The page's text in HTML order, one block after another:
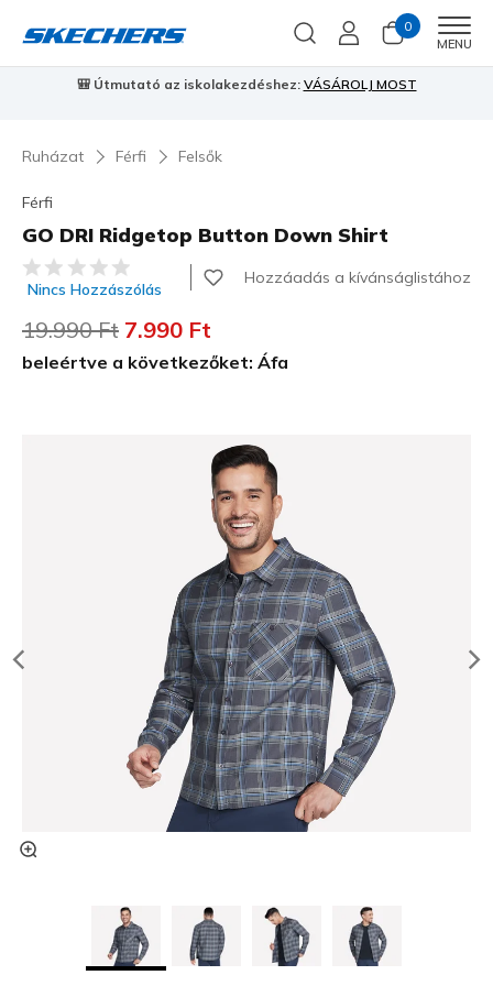
0
MENU
🎒 Útmutató az iskolakezdéshez: VÁSÁROLJ MOST
Ruházat Férfi Felsők
Férfi
GO DRI Ridgetop Button Down Shirt
4,1 az 5-ből ügyfélértékelés
Nincs Hozzászólás
Hozzáadás a kívánságlistához
Az ár a következőhöz képest csökkent:
19.990 Ft címzett:
7.990 Ft
beleértve a következőket: Áfa